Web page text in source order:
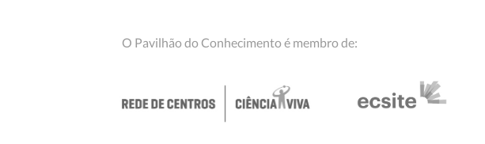
O Pavilhão do Conhecimento é membro de: